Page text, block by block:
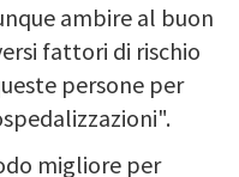
ambire al buon
fattori di rischio
persone per
migliore per